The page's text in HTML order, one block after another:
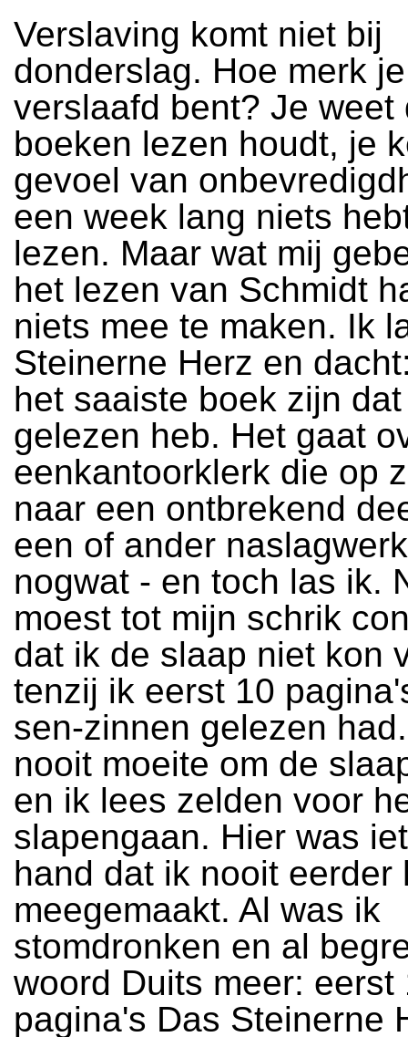
Verslaving komt niet bij
donderslag. Hoe merk
verslaafd bent? Je weet
boeken lezen houdt, je
gevoel van
een week lang niets
lezen. Maar wat mij
het lezen van Schmidt
niets mee te maken. Ik
Steinerne Herz en
het saaiste boek zijn
gelezen heb. Het gaat
eenkantoorklerk die op
naar een ontbrekend
een of ander
nogwat - en toch las ik.
moest tot mijn schrik
dat ik de slaap niet kon
tenzij ik eerst 10
sen-zinnen gelezen
nooit moeite om de
en ik lees zelden voor
slapengaan. Hier was
hand dat ik nooit eerder
meegemaakt. Al was ik
stomdronken en al
woord Duits meer: eerst
pagina's Das Steinerne